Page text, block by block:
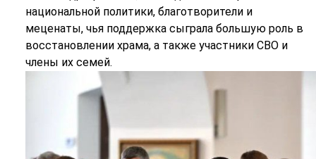
национальной политики, благотворители и
меценаты, чья поддержка сыграла большую роль в
восстановлении храма, а также участники СВО и
члены их семей.